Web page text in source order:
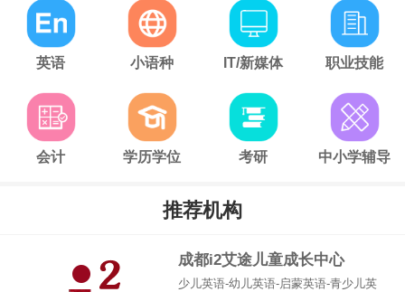
英语 小语种 IT/新媒体 职业技能
会计 学历学位 考研 中小学辅导
推荐机构
成都i2艾途儿童成长中心
少儿英语-幼儿英语-启蒙英语-青少儿英